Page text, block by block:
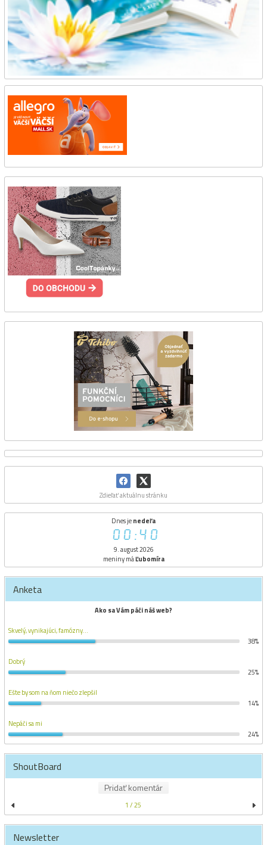
Zdieľať aktuálnu stránku
Dnes jenedeľa
00:40
9. august 2026
meniny máĽubomíra
Anketa
Ako sa Vám páči náš web?
Skvelý, vynikajúci, famózny...
38%
Dobrý
25%
Ešte by som na ňom niečo zlepšil
14%
Nepáči sa mi
24%
ShoutBoard
Pridať komentár
1 / 25
Newsletter